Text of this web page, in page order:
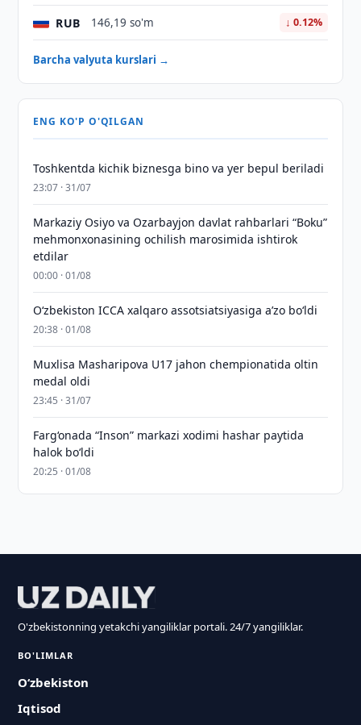
RUB 146,19 so'm ↓ 0.12%
Barcha valyuta kurslari →
ENG KO'P O'QILGAN
Toshkentda kichik biznesga bino va yer bepul beriladi
23:07 · 31/07
Markaziy Osiyo va Ozarbayjon davlat rahbarlari “Boku”
mehmonxonasining ochilish marosimida ishtirok
etdilar
00:00 · 01/08
O‘zbekiston ICCA xalqaro assotsiatsiyasiga aʼzo bo‘ldi
20:38 · 01/08
Muxlisa Masharipova U17 jahon chempionatida oltin
medal oldi
23:45 · 31/07
Farg‘onada “Inson” markazi xodimi hashar paytida
halok bo‘ldi
20:25 · 01/08
O'zbekistonning yetakchi yangiliklar portali. 24/7 yangiliklar.
BO'LIMLAR
O‘zbekiston
Iqtisod